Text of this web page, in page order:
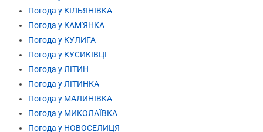
Погода у КІЛЬЯНІВКА
Погода у КАМ'ЯНКА
Погода у КУЛИГА
Погода у КУСИКІВЦІ
Погода у ЛІТИН
Погода у ЛІТИНКА
Погода у МАЛИНІВКА
Погода у МИКОЛАЇВКА
Погода у НОВОСЕЛИЦЯ